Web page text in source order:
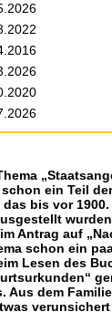
ein Teil
bis vor
Antrag auf
schon ein
Lesen des
dem